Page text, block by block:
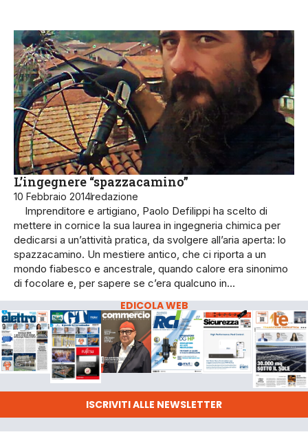
L’ingegnere “spazzacamino”
10 Febbraio 2014redazione
Imprenditore e artigiano, Paolo Defilippi ha scelto di
mettere in cornice la sua laurea in ingegneria chimica per
dedicarsi a un’attività pratica, da svolgere all’aria aperta: lo
spazzacamino. Un mestiere antico, che ci riporta a un
mondo fiabesco e ancestrale, quando calore era sinonimo
di focolare e, per sapere se c’era qualcuno in…
EDICOLA WEB
ISCRIVITI ALLE NEWSLETTER